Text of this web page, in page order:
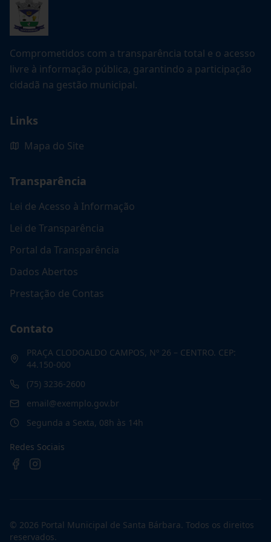
Comprometidos com a transparência total e o acesso
livre à informação pública, garantindo a participação
cidadã na gestão municipal.
Links
Mapa do Site
Transparência
Lei de Acesso à Informação
Lei de Transparência
Portal da Transparência
Dados Abertos
Prestação de Contas
Contato
PRAÇA CLODOALDO CAMPOS, Nº 26 – CENTRO. CEP:
44.150-000
(75) 3236-2600
email@exemplo.gov.br
Segunda a Sexta, 08h às 14h
Redes Sociais
© 2026 Portal Municipal de Santa Bárbara. Todos os direitos
reservados.